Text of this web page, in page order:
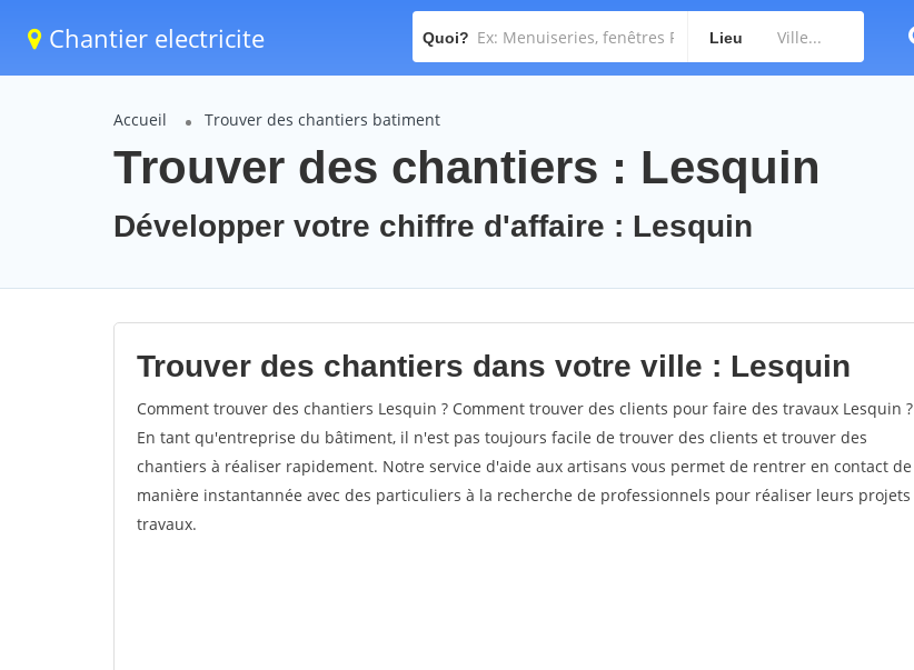
Chantier electricite Quoi? Lieu
Accueil Trouver des chantiers batiment
Trouver des chantiers : Lesquin
Développer votre chiffre d'affaire : Lesquin
Trouver des chantiers dans votre ville : Lesquin
Comment trouver des chantiers Lesquin ? Comment trouver des clients pour faire des travaux Lesquin ?
En tant qu'entreprise du bâtiment, il n'est pas toujours facile de trouver des clients et trouver des
chantiers à réaliser rapidement. Notre service d'aide aux artisans vous permet de rentrer en contact de
manière instantannée avec des particuliers à la recherche de professionnels pour réaliser leurs projets
travaux.